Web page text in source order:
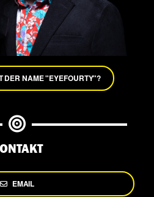
DER NAME "EYEFOURTY"?
EMAIL